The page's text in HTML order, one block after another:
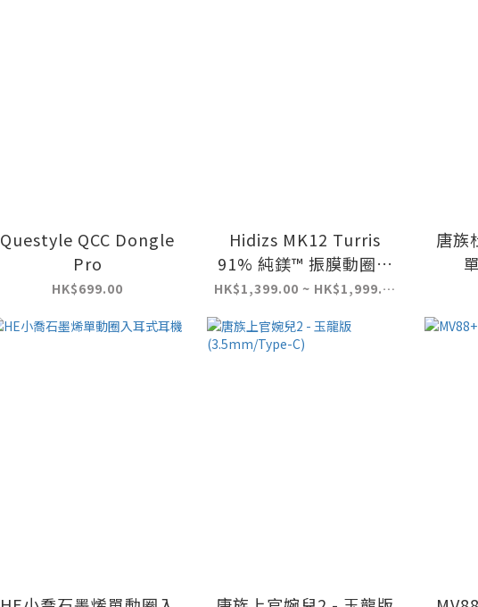
Questyle QCC Dongle
Pro
HK$699.00
Hidizs MK12 Turris
91% 純鎂™ 振膜動圈單
元入耳式耳機
HK$1,399.00 ~ HK$1,999.00
唐族